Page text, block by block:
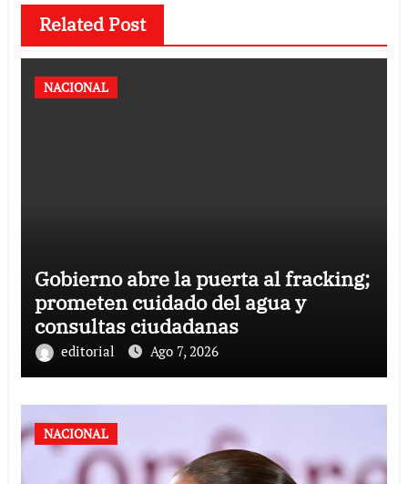
Related Post
NACIONAL
Gobierno abre la puerta al fracking;
prometen cuidado del agua y
consultas ciudadanas
editorial Ago 7, 2026
NACIONAL